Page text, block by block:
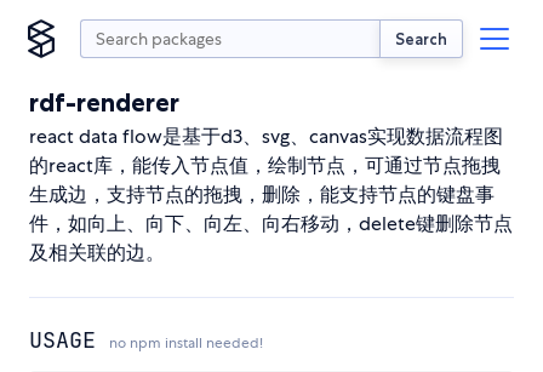
Search
rdf-renderer
react data flow是基于d3、svg、canvas实现数据流程图
的react库，能传入节点值，绘制节点，可通过节点拖拽
生成边，支持节点的拖拽，删除，能支持节点的键盘事
件，如向上、向下、向左、向右移动，delete键删除节点
及相关联的边。
USAGE no npm install needed!